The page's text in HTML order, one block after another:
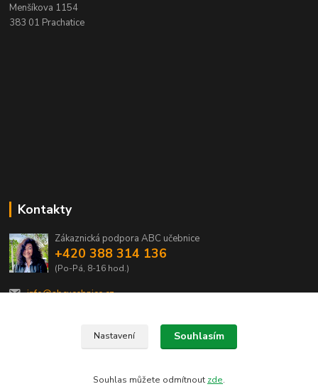
Menšíkova 1154
383 01 Prachatice
Kontakty
Zákaznická podpora ABC učebnice
+420 388 314 136
(Po-Pá, 8-16 hod.)
info@abcucebnice.cz
Designed by Rostas 2020
Nastavení Souhlasím
Souhlas můžete odmítnout zde.